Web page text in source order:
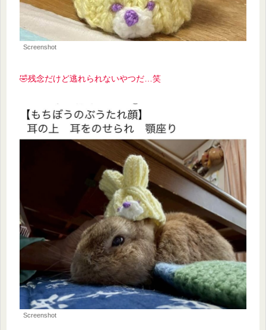
Screenshot
🤣残念だけど逃れられないやつだ…笑
Screenshot